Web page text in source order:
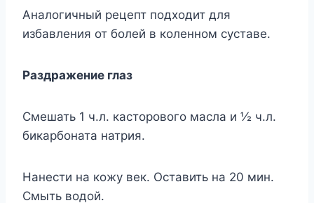
Аналогичный рецепт подходит для
избавления от болей в коленном суставе.
Раздражение глаз
Смешать 1 ч.л. касторового масла и ½ ч.л.
бикарбоната натрия.
Нанести на кожу век. Оставить на 20 мин.
Смыть водой.